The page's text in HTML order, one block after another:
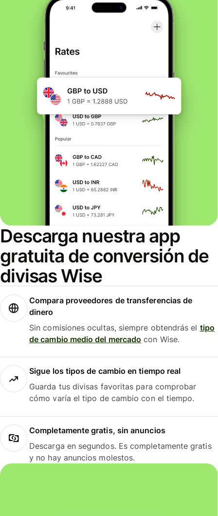
Descarga nuestra app
gratuita de conversión de
divisas Wise
Compara proveedores de transferencias de
dinero
Sin comisiones ocultas, siempre obtendrás el tipo
de cambio medio del mercado con Wise.
Sigue los tipos de cambio en tiempo real
Guarda tus divisas favoritas para comprobar
cómo varía el tipo de cambio con el tiempo.
Completamente gratis, sin anuncios
Descarga en segundos. Es completamente gratis
y no hay anuncios molestos.